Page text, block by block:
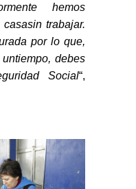
hemos
trabajar.
por lo que,
debes
Social“,